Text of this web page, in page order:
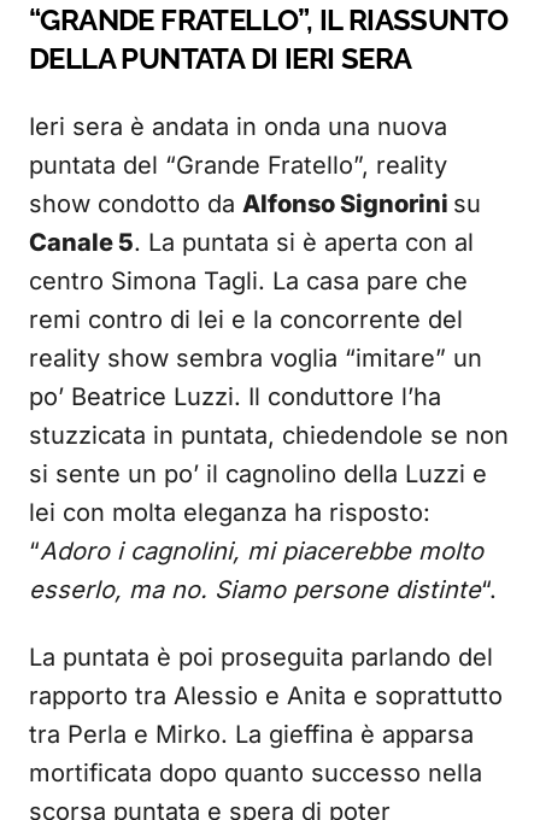
“GRANDE FRATELLO”, IL RIASSUNTO
DELLA PUNTATA DI IERI SERA
Ieri sera è andata in onda una nuova
puntata del “Grande Fratello”, reality
show condotto da Alfonso Signorini su
Canale 5. La puntata si è aperta con al
centro Simona Tagli. La casa pare che
remi contro di lei e la concorrente del
reality show sembra voglia “imitare” un
po’ Beatrice Luzzi. Il conduttore l’ha
stuzzicata in puntata, chiedendole se non
si sente un po’ il cagnolino della Luzzi e
lei con molta eleganza ha risposto:
“Adoro i cagnolini, mi piacerebbe molto
esserlo, ma no. Siamo persone distinte“.
La puntata è poi proseguita parlando del
rapporto tra Alessio e Anita e soprattutto
tra Perla e Mirko. La gieffina è apparsa
mortificata dopo quanto successo nella
scorsa puntata e spera di poter